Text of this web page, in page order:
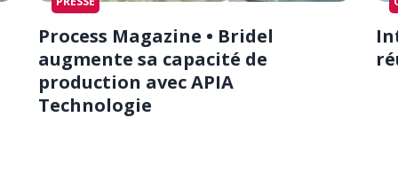
Process Magazine • Bridel
augmente sa capacité de
production avec APIA
Technologie